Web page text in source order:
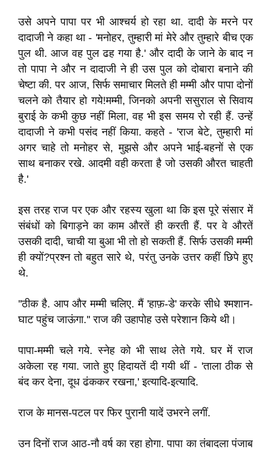
उसे अपने पापा पर भी आश्चर्य हो रहा था. दादी के मरने पर
दादाजी ने कहा था - 'मनोहर, तुम्हारी मां मेरे और तुम्हारे बीच एक
पुल थी. आज वह पुल ढह गया है.' और दादी के जाने के बाद न
तो पापा ने और न दादाजी ने ही उस पुल को दोबारा बनाने की
चेष्टा की. पर आज, सिर्फ समाचार मिलते ही मम्मी और पापा दोनों
चलने को तैयार हो गये!मम्मी, जिनको अपनी ससुराल से सिवाय
बुराई के कभी कुछ नहीं मिला, वह भी इस समय रो रही हैं. उन्हें
दादाजी ने कभी पसंद नहीं किया. कहते - 'राज बेटे, तुम्हारी मां
अगर चाहे तो मनोहर से, मुझसे और अपने भाई-बहनों से एक
साथ बनाकर रखे. आदमी वही करता है जो उसकी औरत चाहती
है.'
इस तरह राज पर एक और रहस्य खुला था कि इस पूरे संसार में
संबंधों को बिगाड़ने का काम औरतें ही करती हैं. पर वे औरतें
उसकी दादी, चाची या बुआ भी तो हो सकती हैं. सिर्फ उसकी मम्मी
ही क्यों?प्रश्न तो बहुत सारे थे, परंतु उनके उत्तर कहीं छिपे हुए
थे.
''ठीक है. आप और मम्मी चलिए. मैं 'हाफ़-डे' करके सीधे श्मशान-
घाट पहुंच जाऊंगा.'' राज की उहापोह उसे परेशान किये थी।
पापा-मम्मी चले गये. स्नेह को भी साथ लेते गये. घर में राज
अकेला रह गया. जाते हुए हिदायतें दी गयी थीं - 'ताला ठीक से
बंद कर देना, दूध ढंककर रखना,' इत्यादि-इत्यादि.
राज के मानस-पटल पर फिर पुरानी यादें उभरने लगीं.
उन दिनों राज आठ-नौ वर्ष का रहा होगा. पापा का तंबादला पंजाब